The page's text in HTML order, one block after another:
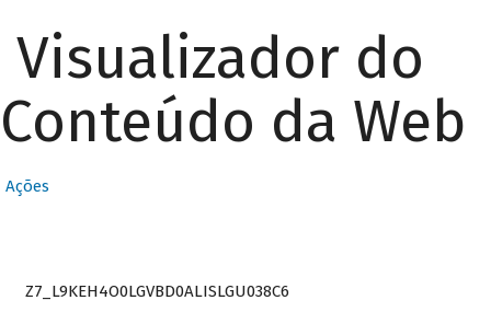
Visualizador do
Conteúdo da Web
Ações
Z7_L9KEH4O0LGVBD0ALISLGU038C6